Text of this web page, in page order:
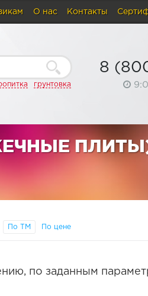
О нас Контакты
грунтовка
8
По ТМ По цене
по заданным